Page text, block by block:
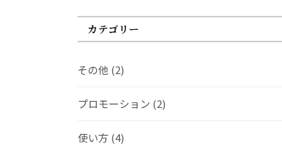
カテゴリー
その他 (2)
プロモーション (2)
使い方 (4)